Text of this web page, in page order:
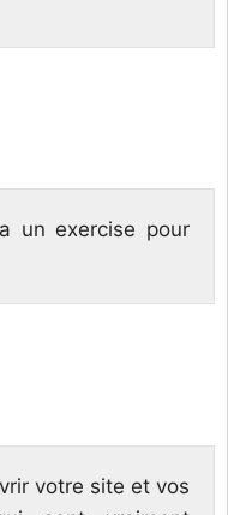
un exercise pour
votre site et vos